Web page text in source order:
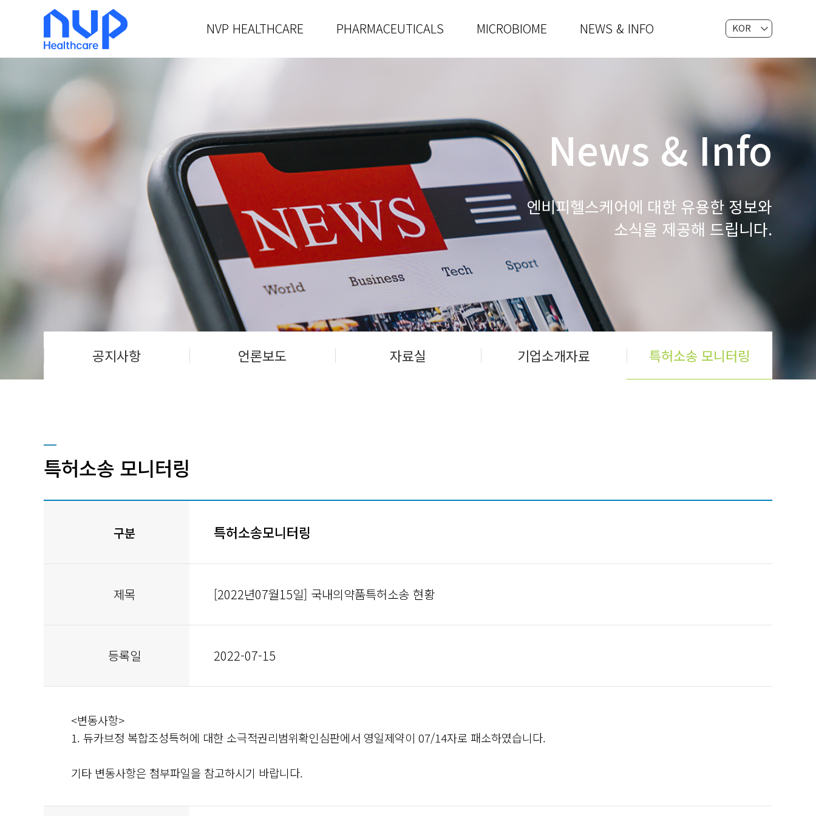
NVP HEALTHCARE PHARMACEUTICALS MICROBIOME NEWS & INFO
KOR
News & Info
엔비피헬스케어에 대한 유용한 정보와
소식을 제공해 드립니다.
공지사항 언론보도 자료실 기업소개자료 특허소송 모니터링
특허소송 모니터링
구분 특허소송모니터링
제목 [2022년07월15일] 국내의약품특허소송 현황
등록일 2022-07-15
<변동사항>
1. 듀카브정 복합조성특허에 대한 소극적권리범위확인심판에서 영일제약이 07/14자로 패소하였습니다.
기타 변동사항은 첨부파일을 참고하시기 바랍니다.